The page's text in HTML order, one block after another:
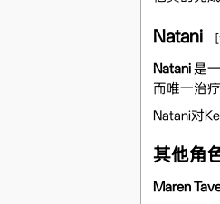
Natani [
Natani是
而唯一治
Natani对
其他角
Maren